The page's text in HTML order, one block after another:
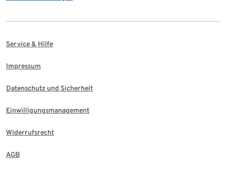
Service & Hilfe
Impressum
Datenschutz und Sicherheit
Einwilligungsmanagement
Widerrufsrecht
AGB